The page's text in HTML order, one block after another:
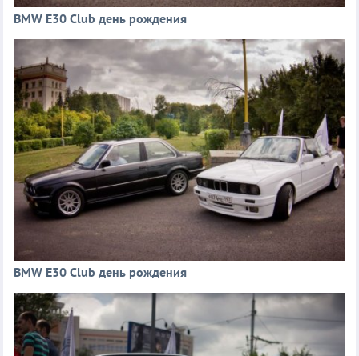
BMW E30 Club день рождения
BMW E30 Club день рождения